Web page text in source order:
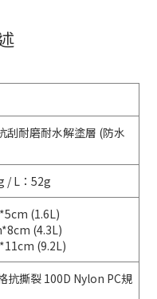
刮耐磨耐水解塗層 (防水
/ L：52g
(1.6L)
(4.3L)
(9.2L)
抗撕裂 100D Nylon PC規